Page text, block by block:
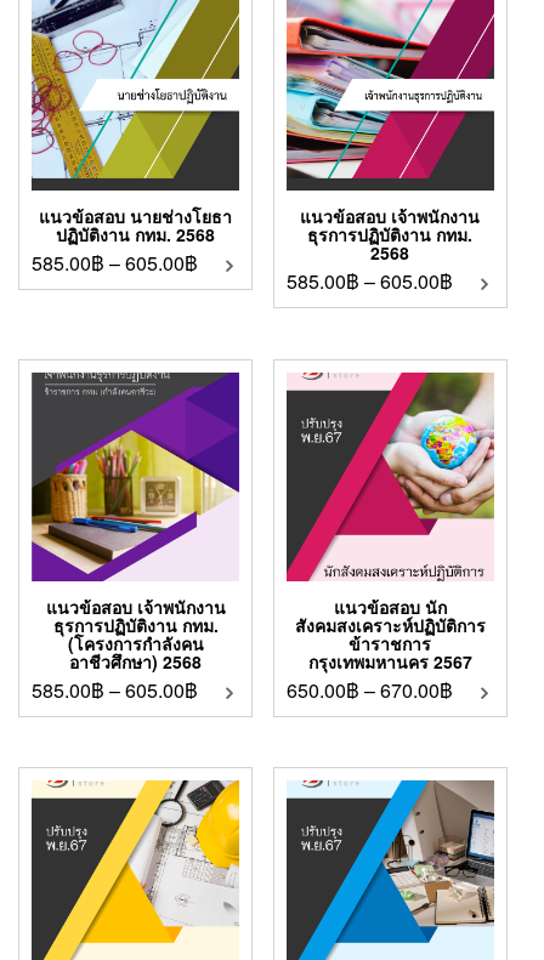
แนวข้อสอบ นายช่างโยธา
ปฏิบัติงาน กทม. 2568
585.00฿ –605.00฿
แนวข้อสอบ เจ้าพนักงาน
ธุรการปฏิบัติงาน กทม.
2568
585.00฿ –605.00฿
แนวข้อสอบ เจ้าพนักงาน
ธุรการปฏิบัติงาน กทม.
(โครงการกำลังคน
อาชีวศึกษา) 2568
585.00฿ –605.00฿
แนวข้อสอบ นัก
สังคมสงเคราะห์ปฏิบัติการ
ข้าราชการ
กรุงเทพมหานคร 2567
650.00฿ –670.00฿